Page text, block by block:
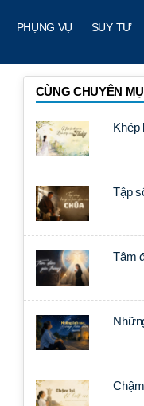
PHỤNG VỤ SUY TƯ
CÙNG CHUYÊN
Khép
Tập
Tâm